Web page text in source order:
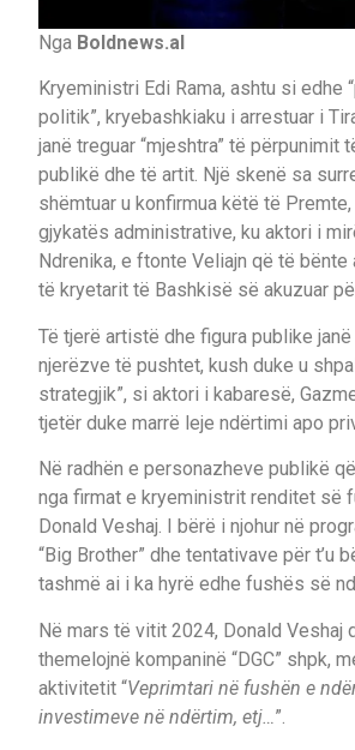
Nga Boldnews.al
Kryeministri Edi Rama, ashtu si edhe
politik”, kryebashkiaku i arrestuar i
janë treguar “mjeshtra” të përpunimit
publikë dhe të artit. Një skenë sa
shëmtuar u konfirmua këtë të
gjykatës administrative, ku aktori i
Ndrenika, e ftonte Veliajn që të
të kryetarit të Bashkisë së akuzuar
Të tjerë artistë dhe figura publike janë
njerëzve të pushtet, kush duke u
strategjik”, si aktori i kabaresë,
tjetër duke marrë leje ndërtimi apo
Në radhën e personazheve publikë
nga firmat e kryeministrit renditet së
Donald Veshaj. I bërë i njohur në
“Big Brother” dhe tentativave për t’u
tashmë ai i ka hyrë edhe fushës së
Në mars të vitit 2024, Donald Veshaj
themelojnë kompaninë “DGC” shpk,
aktivitetit “Veprimtari në fushën e
investimeve në ndërtim, etj… ”.